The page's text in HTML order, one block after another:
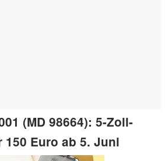
(MD 98664): 5-Zoll-
Euro ab 5. Juni